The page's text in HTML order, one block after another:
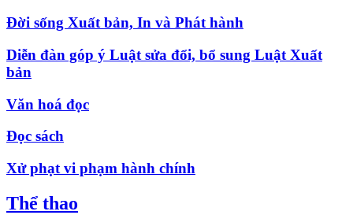
Đời sống Xuất bản, In và Phát hành
Diễn đàn góp ý Luật sửa đổi, bổ sung Luật Xuất
bản
Văn hoá đọc
Đọc sách
Xử phạt vi phạm hành chính
Thể thao